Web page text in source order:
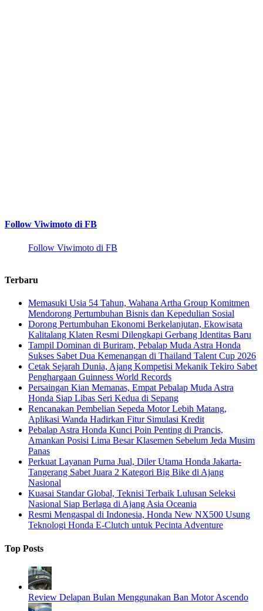
Follow Viwimoto di FB
Follow Viwimoto di FB
Terbaru
Memasuki Usia 54 Tahun, Wahana Artha Group Komitmen
Mendorong Pertumbuhan Bisnis dan Kepedulian Sosial
Dorong Pertumbuhan Ekonomi Berkelanjutan, Ekowisata
Kalitalang Klaten Resmi Dilengkapi Gerbang Identitas Baru
Tampil Dominan di Buriram, Pebalap Muda Astra Honda
Sukses Sabet Dua Kemenangan di Thailand Talent Cup 2026
Cetak Sejarah Dunia, Ajang Kompetisi Mekanik Tekiro Sabet
Penghargaan Guinness World Records
Persaingan Kian Memanas, Empat Pebalap Muda Astra
Honda Siap Libas Seri Kedua di Sepang
Rencanakan Pembelian Sepeda Motor Lebih Matang,
Aplikasi Wanda Hadirkan Fitur Simulasi Kredit
Pebalap Astra Honda Kunci Poin Penting di Prancis,
Amankan Posisi Lima Besar Klasemen Sebelum Jeda Musim
Panas
Perkuat Layanan Purna Jual, Diler Utama Honda Jakarta-
Tangerang Sabet Juara 2 Kategori Big Bike di Ajang
Nasional
Kuasai Standar Global, Teknisi Terbaik Lulusan Seleksi
Nasional Siap Berlaga di Ajang Asia Oceania
Resmi Mengaspal di Indonesia, Honda New NX500 Usung
Teknologi Honda E-Clutch untuk Pecinta Adventure
Top Posts
Review Delapan Bulan Menggunakan Ban Motor Ascendo